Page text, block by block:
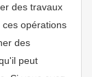
des travaux
opérations
des
peut